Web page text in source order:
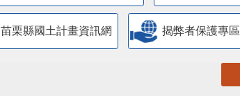
苗栗縣國土計畫資訊網 揭弊者保護專區